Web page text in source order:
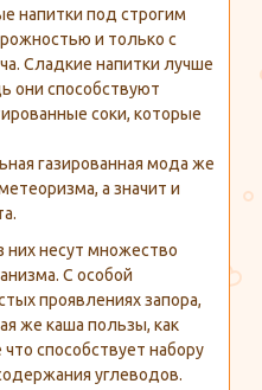
напитки под строгим
и только с
Сладкие напитки лучше
они способствуют
соки, которые
газированная мода же
а значит и
них несут множество
С особой
проявлениях запора,
же каша пользы, как
способствует набору
углеводов.